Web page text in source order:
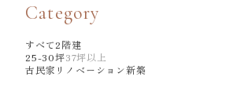
Category
すべて2階建
25-30坪37坪以上
古民家リノベーション新築